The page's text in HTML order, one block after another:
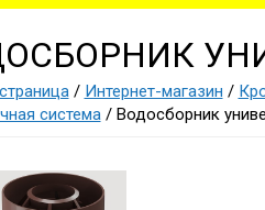
/ Интернет-магазин /
система/ Водосборник